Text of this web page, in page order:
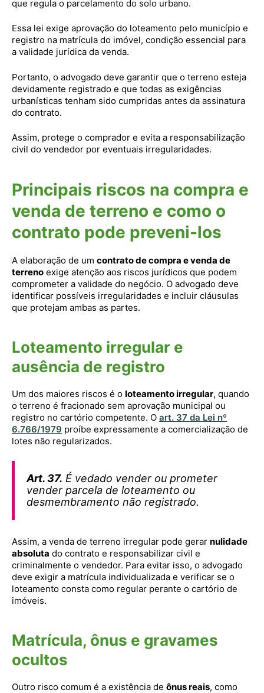
que regula o parcelamento do solo urbano.
Essa lei exige aprovação do loteamento pelo município e
registro na matrícula do imóvel, condição essencial para
a validade jurídica da venda.
Portanto, o advogado deve garantir que o terreno esteja
devidamente registrado e que todas as exigências
urbanísticas tenham sido cumpridas antes da assinatura
do contrato.
Assim, protege o comprador e evita a responsabilização
civil do vendedor por eventuais irregularidades.
Principais riscos na compra e
venda de terreno e como o
contrato pode preveni-los
A elaboração de um contrato de compra e venda de
terreno exige atenção aos riscos jurídicos que podem
comprometer a validade do negócio. O advogado deve
identificar possíveis irregularidades e incluir cláusulas
que protejam ambas as partes.
Loteamento irregular e
ausência de registro
Um dos maiores riscos é o loteamento irregular, quando
o terreno é fracionado sem aprovação municipal ou
registro no cartório competente. O art. 37 da Lei nº
6.766/1979 proíbe expressamente a comercialização de
lotes não regularizados.
Art. 37. É vedado vender ou prometer
vender parcela de loteamento ou
desmembramento não registrado.
Assim, a venda de terreno irregular pode gerar nulidade
absoluta do contrato e responsabilizar civil e
criminalmente o vendedor. Para evitar isso, o advogado
deve exigir a matrícula individualizada e verificar se o
loteamento consta como regular perante o cartório de
imóveis.
Matrícula, ônus e gravames
ocultos
Outro risco comum é a existência de ônus reais, como